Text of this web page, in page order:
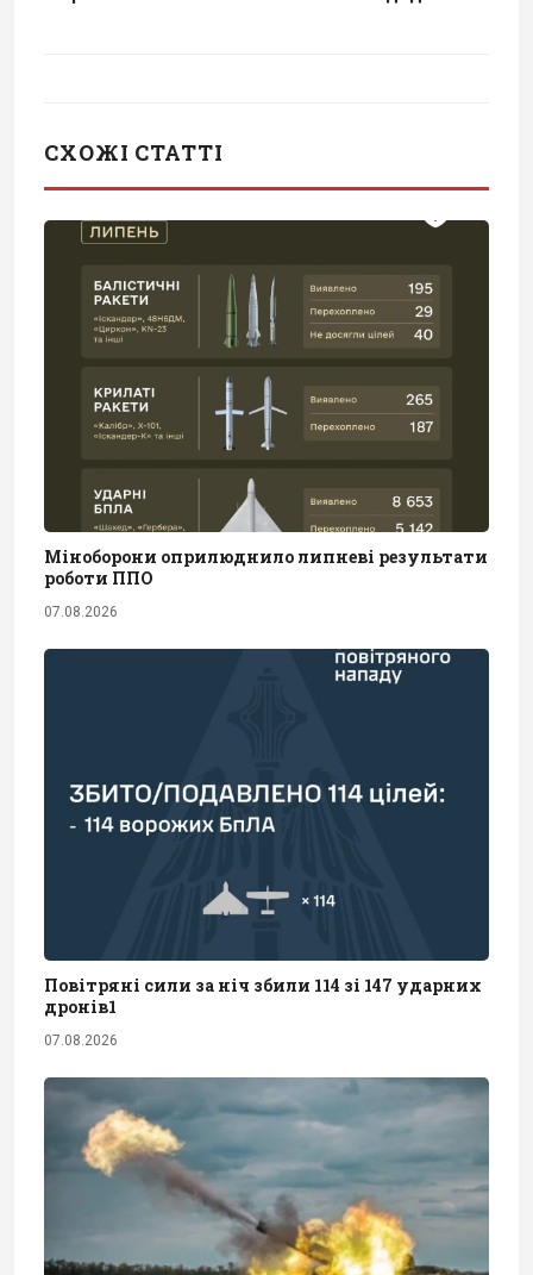
СХОЖІ СТАТТІ
Міноборони оприлюднило липневі результати
роботи ППО
07.08.2026
Повітряні сили за ніч збили 114 зі 147 ударних
дронів1
07.08.2026